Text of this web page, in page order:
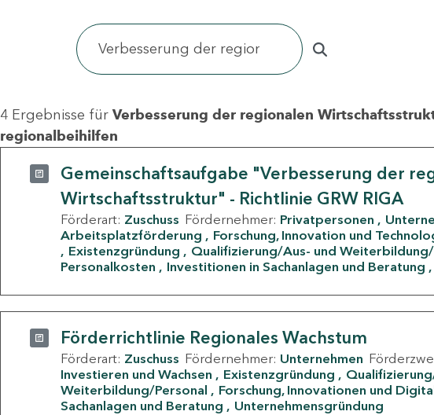
4 Ergebnisse für Verbesserung der regionalen
regionalbeihilfen
Gemeinschaftsaufgabe "Verbesserung der
Wirtschaftsstruktur" - Richtlinie GRW RIGA
Förderart: Zuschuss Fördernehmer: Privatpersonen
Arbeitsplatzförderung
Forschung, Innovation und
Existenzgründung
Qualifizierung/Aus- und
Personalkosten
Investitionen in Sachanlagen und Beratung
Förderrichtlinie Regionales Wachstum
Förderart: Zuschuss Fördernehmer: Unternehmen
Investieren und Wachsen
Existenzgründung
Weiterbildung/Personal
Forschung, Innovationen und
Sachanlagen und Beratung
Unternehmensgründung